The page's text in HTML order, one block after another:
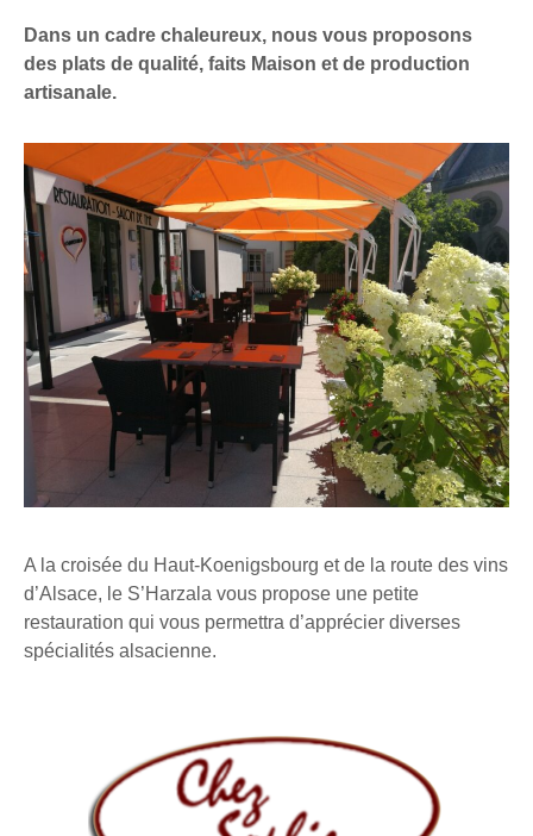
Dans un cadre chaleureux, nous vous proposons
des plats de qualité, faits Maison et de production
artisanale.
A la croisée du Haut-Koenigsbourg et de la route des vins
d’Alsace, le S’Harzala vous propose une petite
restauration qui vous permettra d’apprécier diverses
spécialités alsacienne.